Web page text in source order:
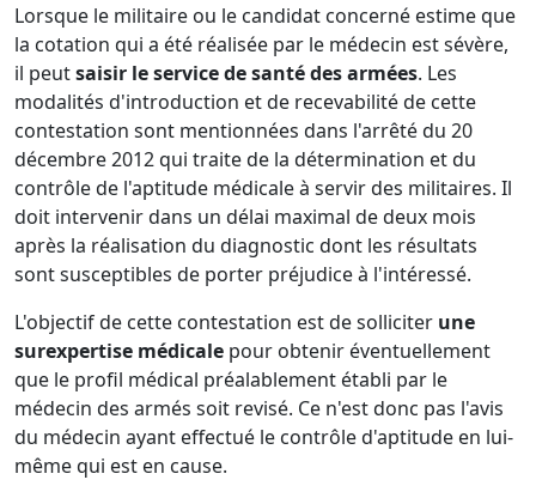
Lorsque le militaire ou le candidat concerné estime que
la cotation qui a été réalisée par le médecin est sévère,
il peutsaisir le service de santé des armées. Les
modalités d'introduction et de recevabilité de cette
contestation sont mentionnées dans l'arrêté du 20
décembre 2012 qui traite de la détermination et du
contrôle de l'aptitude médicale à servir des militaires. Il
doit intervenir dans un délai maximal de deux mois
après la réalisation du diagnostic dont les résultats
sont susceptibles de porter préjudice à l'intéressé.
L'objectif de cette contestation est de solliciter une
surexpertise médicale pour obtenir éventuellement
que le profil médical préalablement établi par le
médecin des armés soit revisé. Ce n'est donc pas l'avis
du médecin ayant effectué le contrôle d'aptitude en lui-
même qui est en cause.